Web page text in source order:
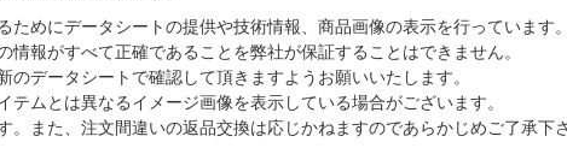
めにデータシートの提供や技術情報、商品画像の表示を行っています。
情報がすべて正確であることを弊社が保証することはできません。
データシートで確認して頂きますようお願いいたします。
テムとは異なるイメージ画像を表示している場合がございます。
。また、注文間違いの返品交換は応じかねますのであらかじめご了承下さ